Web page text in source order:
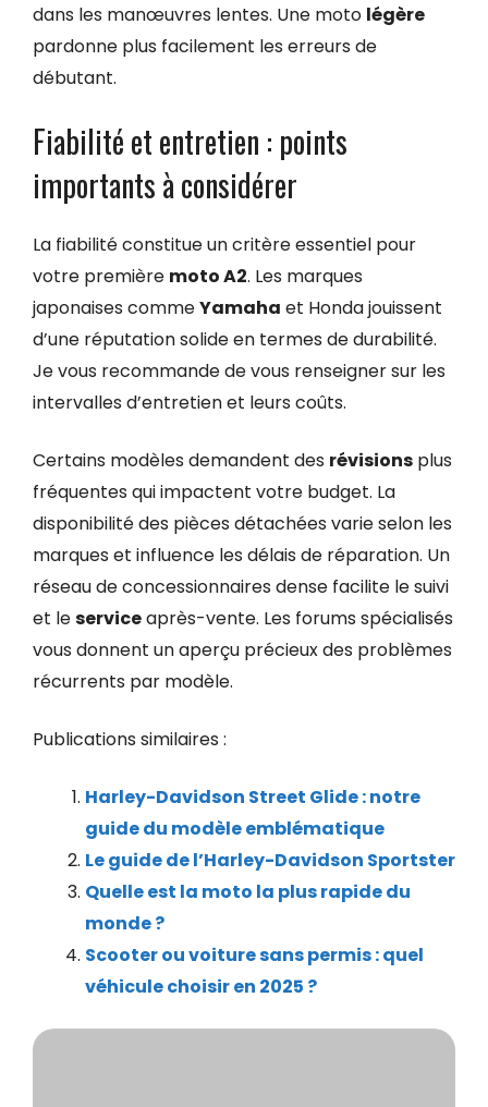
dans les manœuvres lentes. Une moto légère
pardonne plus facilement les erreurs de
débutant.
Fiabilité et entretien : points
importants à considérer
La fiabilité constitue un critère essentiel pour
votre première moto A2. Les marques
japonaises commeYamaha et Honda jouissent
d’une réputation solide en termes de durabilité.
Je vous recommande de vous renseigner sur les
intervalles d’entretien et leurs coûts.
Certains modèles demandent des révisions plus
fréquentes qui impactent votre budget. La
disponibilité des pièces détachées varie selon les
marques et influence les délais de réparation. Un
réseau de concessionnaires dense facilite le suivi
et leserviceaprès-vente. Les forums spécialisés
vous donnent un aperçu précieux des problèmes
récurrents par modèle.
Publications similaires :
Harley-Davidson Street Glide : notre
guide du modèle emblématique
Le guide de l’Harley-Davidson Sportster
Quelle est la moto la plus rapide du
monde ?
Scooter ou voiture sans permis : quel
véhicule choisir en 2025 ?